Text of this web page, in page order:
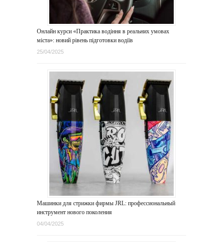
Онлайн курси «Практика водіння в реальних умовах
міста»: новий рівень підготовки водіїв
25/04/2025
Машинки для стрижки фирмы JRL: профессиональный
инструмент нового поколения
04/04/2025